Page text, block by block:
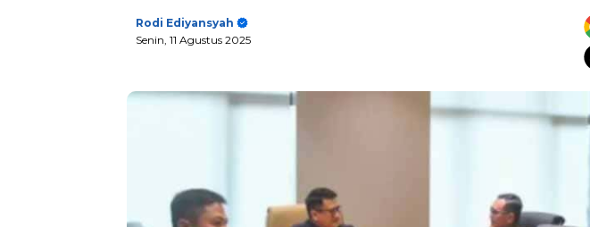
Rodi Ediyansyah
Senin, 11 Agustus 2025